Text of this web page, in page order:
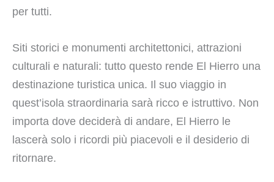
per tutti.
Siti storici e monumenti architettonici, attrazioni
culturali e naturali: tutto questo rende El Hierro una
destinazione turistica unica. Il suo viaggio in
quest’isola straordinaria sarà ricco e istruttivo. Non
importa dove deciderà di andare, El Hierro le
lascerà solo i ricordi più piacevoli e il desiderio di
ritornare.